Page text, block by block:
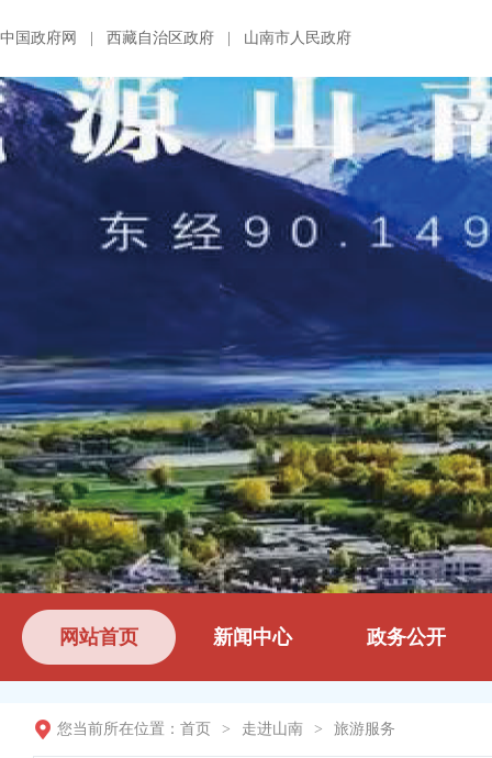
中国政府网 西藏自治区政府 山南市人民政府
网站首页 新闻中心 政务公开
您当前所在位置： 首页 > 走进山南 > 旅游服务